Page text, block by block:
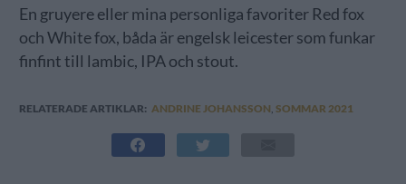
En gruyere eller mina personliga favoriter Red fox
och White fox, båda är engelsk leicester som funkar
finfint till lambic, IPA och stout.
RELATERADE ARTIKLAR: ANDRINE JOHANSSON SOMMAR 2021